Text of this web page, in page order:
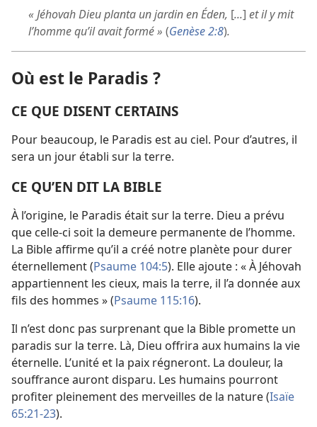
« Jéhovah Dieu planta un jardin en Éden, [...] et il y mit
l’homme qu’il avait formé » (Genèse 2:8).
Où est le Paradis ?
CE QUE DISENT CERTAINS
Pour beaucoup, le Paradis est au ciel. Pour d’autres, il
sera un jour établi sur la terre.
CE QU’EN DIT LA BIBLE
À l’origine, le Paradis était sur la terre. Dieu a prévu
que celle-ci soit la demeure permanente de l’homme.
La Bible affirme qu’il a créé notre planète pour durer
éternellement (Psaume 104:5). Elle ajoute : « À Jéhovah
appartiennent les cieux, mais la terre, il l’a donnée aux
fils des hommes » (Psaume 115:16).
Il n’est donc pas surprenant que la Bible promette un
paradis sur la terre. Là, Dieu offrira aux humains la vie
éternelle. L’unité et la paix régneront. La douleur, la
souffrance auront disparu. Les humains pourront
profiter pleinement des merveilles de la nature (Isaïe
65:21-23).